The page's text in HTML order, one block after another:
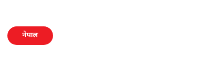
नेपाल